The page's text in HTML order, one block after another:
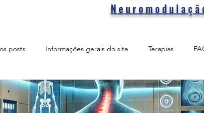
posts Informações gerais do site Terapias
Terapias com Antonio Santos